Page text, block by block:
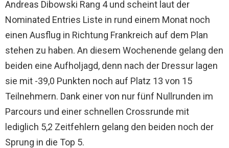
Andreas Dibowski Rang 4 und scheint laut der
Nominated Entries Liste in rund einem Monat noch
einen Ausflug in Richtung Frankreich auf dem Plan
stehen zu haben. An diesem Wochenende gelang den
beiden eine Aufholjagd, denn nach der Dressur lagen
sie mit -39,0 Punkten noch auf Platz 13 von 15
Teilnehmern. Dank einer von nur fünf Nullrunden im
Parcours und einer schnellen Crossrunde mit
lediglich 5,2 Zeitfehlern gelang den beiden noch der
Sprung in die Top 5.